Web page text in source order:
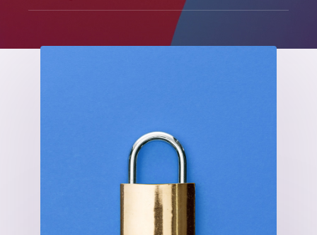
корпоративный сайт
интернет-магазин